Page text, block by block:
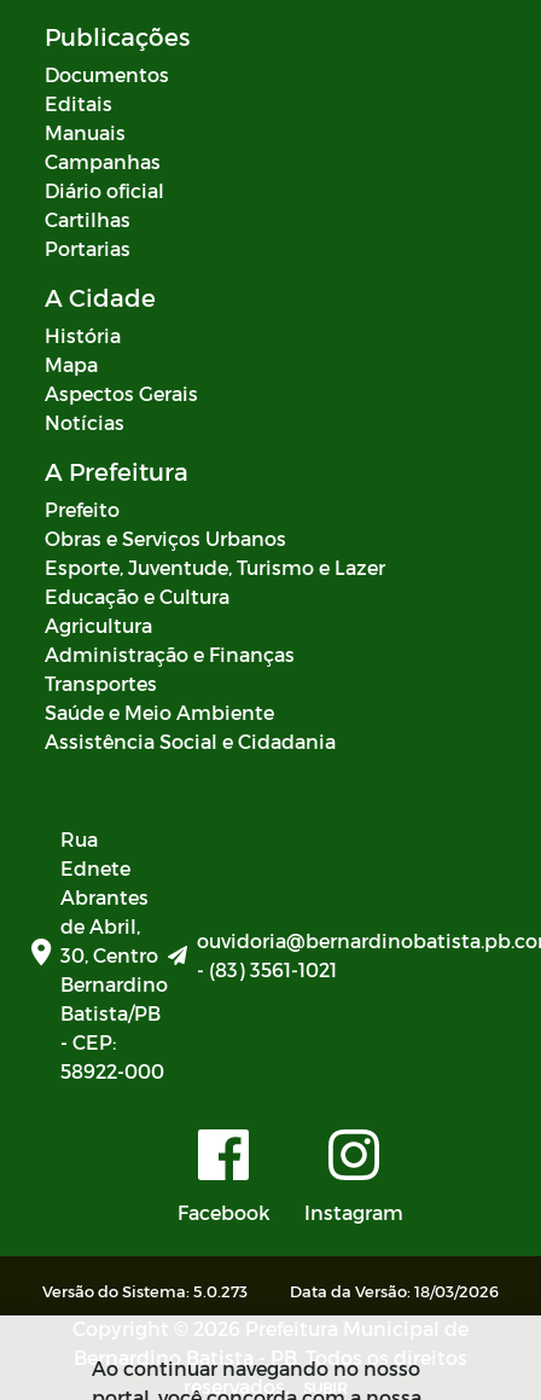
Publicações
Documentos
Editais
Manuais
Campanhas
Diário oficial
Cartilhas
Portarias
A Cidade
História
Mapa
Aspectos Gerais
Notícias
A Prefeitura
Prefeito
Obras e Serviços Urbanos
Esporte, Juventude, Turismo e Lazer
Educação e Cultura
Agricultura
Administração e Finanças
Transportes
Saúde e Meio Ambiente
Assistência Social e Cidadania
Rua
Ednete
Abrantes
de Abril,
30, Centro
Bernardino
Batista/PB
- CEP:
58922-000
- (83) 3561-1021
Facebook Instagram
Versão do Sistema: 5.0.273 Data da Versão: 18/03/2026
Copyright © 2026 Prefeitura Municipal de
Bernardino Batista - PB. Todos os direitos
reservados.
SUBIR
Ao continuar navegando no nosso